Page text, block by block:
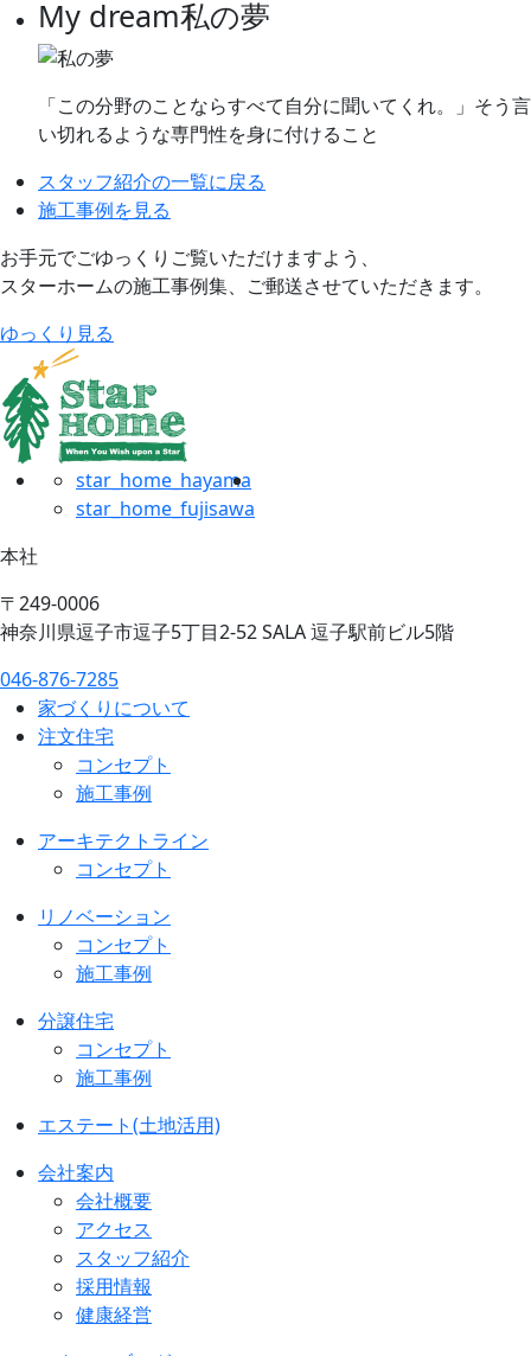
My dream私の夢
「この分野のことならすべて自分に聞いてくれ。」そう言
い切れるような専門性を身に付けること
スタッフ紹介の一覧に戻る
施工事例を見る
お手元でごゆっくりご覧いただけますよう、
スターホームの施工事例集、ご郵送させていただきます。
ゆっくり見る
star_home_hayama
star_home_fujisawa
本社
〒249-0006
神奈川県逗子市逗子5丁目2-52 SALA 逗子駅前ビル5階
046-876-7285
家づくりについて
注文住宅
コンセプト
施工事例
アーキテクトライン
コンセプト
リノベーション
コンセプト
施工事例
分譲住宅
コンセプト
施工事例
エステート(土地活用)
会社案内
会社概要
アクセス
スタッフ紹介
採用情報
健康経営